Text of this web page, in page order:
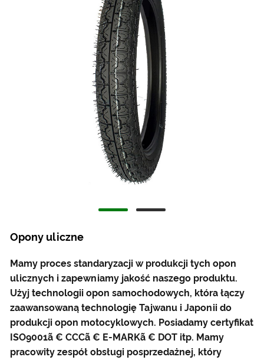
Opony uliczne
Mamy proces standaryzacji w produkcji tych opon
ulicznych i zapewniamy jakość naszego produktu.
Użyj technologii opon samochodowych, która łączy
zaawansowaną technologię Tajwanu i Japonii do
produkcji opon motocyklowych. Posiadamy certyfikat
ISO9001ã € CCCã € E-MARKã € DOT itp. Mamy
pracowity zespół obsługi posprzedażnej, który